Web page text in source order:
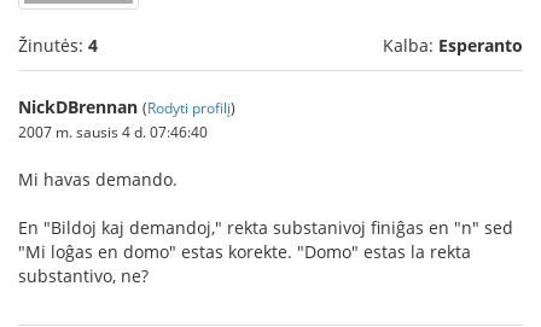
Žinutės: 4 Kalba: Esperanto
NickDBrennan (Rodyti profilį)
2007 m. sausis 4 d. 07:46:40
Mi havas demando.
En "Bildoj kaj demandoj," rekta substanivoj finiĝas en "n" sed
"Mi loĝas en domo" estas korekte. "Domo" estas la rekta
substantivo, ne?